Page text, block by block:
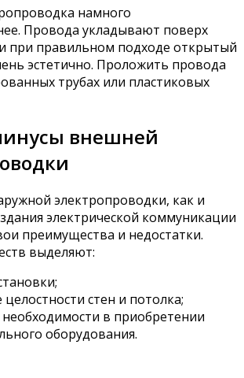
намного
Провода укладывают поверх
при правильном подходе открытый
эстетично. Проложить провода
трубах или пластиковых
внешней
электропроводки, как и
электрической коммуникации
преимущества и недостатки.
выделяют:
целостности стен и потолка;
необходимости в приобретении
оборудования.